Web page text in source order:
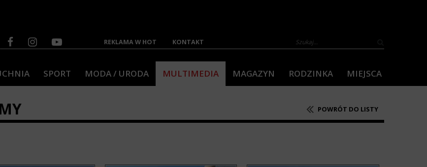
REKLAMA W HOT KONTAKT
SPORT MODA / URODA MULTIMEDIA MAGAZYN RODZINKA MIEJSCA
POWRÓT DO LISTY